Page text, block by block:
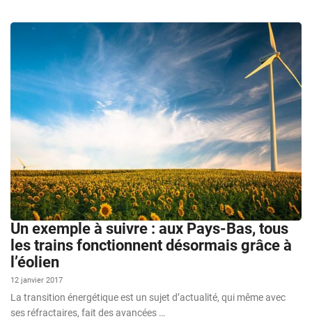
Un exemple à suivre : aux Pays-Bas, tous
les trains fonctionnent désormais grâce à
l’éolien
12 janvier 2017
La transition énergétique est un sujet d’actualité, qui même avec
ses réfractaires, fait des avancées …